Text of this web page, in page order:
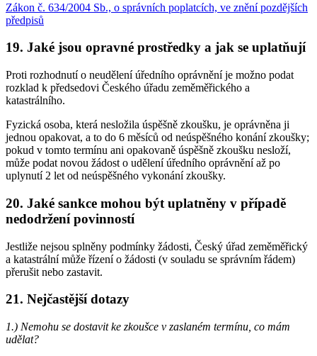
Zákon č. 634/2004 Sb., o správních poplatcích, ve znění pozdějších
předpisů
19. Jaké jsou opravné prostředky a jak se uplatňují
Proti rozhodnutí o neudělení úředního oprávnění je možno podat
rozklad k předsedovi Českého úřadu zeměměřického a
katastrálního.
Fyzická osoba, která nesložila úspěšně zkoušku, je oprávněna ji
jednou opakovat, a to do 6 měsíců od neúspěšného konání zkoušky;
pokud v tomto termínu ani opakovaně úspěšně zkoušku nesloží,
může podat novou žádost o udělení úředního oprávnění až po
uplynutí 2 let od neúspěšného vykonání zkoušky.
20. Jaké sankce mohou být uplatněny v případě
nedodržení povinností
Jestliže nejsou splněny podmínky žádosti, Český úřad zeměměřický
a katastrální může řízení o žádosti (v souladu se správním řádem)
přerušit nebo zastavit.
21. Nejčastější dotazy
1.) Nemohu se dostavit ke zkoušce v zaslaném termínu, co mám
udělat?